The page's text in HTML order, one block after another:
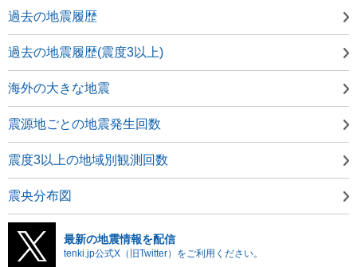
過去の地震履歴
過去の地震履歴(震度3以上)
海外の大きな地震
震源地ごとの地震発生回数
震度3以上の地域別観測回数
震央分布図
最新の地震情報を配信
tenki.jp公式X（旧Twitter）をご利用ください。